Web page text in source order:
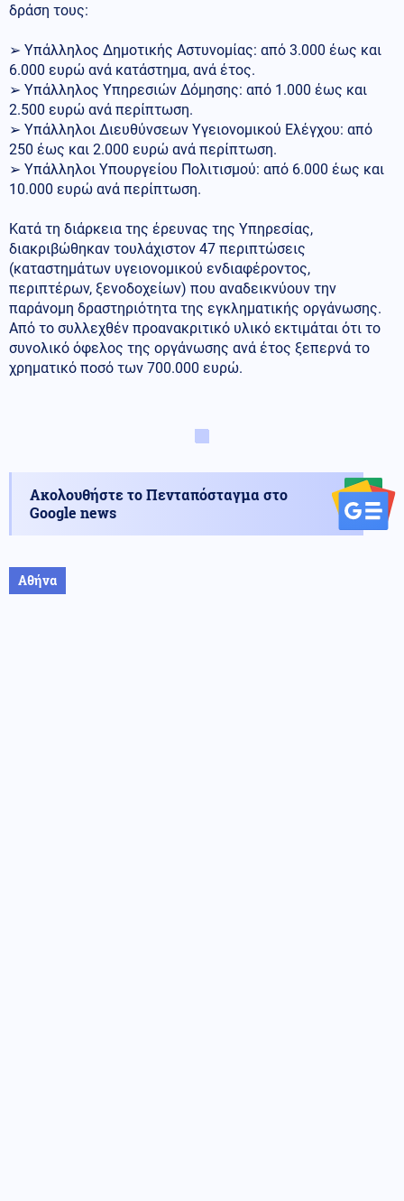
δράση τους:
➢ Υπάλληλος Δημοτικής Αστυνομίας: από 3.000 έως και
6.000 ευρώ ανά κατάστημα, ανά έτος.
➢ Υπάλληλος Υπηρεσιών Δόμησης: από 1.000 έως και
2.500 ευρώ ανά περίπτωση.
➢ Υπάλληλοι Διευθύνσεων Υγειονομικού Ελέγχου: από
250 έως και 2.000 ευρώ ανά περίπτωση.
➢ Υπάλληλοι Υπουργείου Πολιτισμού: από 6.000 έως και
10.000 ευρώ ανά περίπτωση.
Κατά τη διάρκεια της έρευνας της Υπηρεσίας,
διακριβώθηκαν τουλάχιστον 47 περιπτώσεις
(καταστημάτων υγειονομικού ενδιαφέροντος,
περιπτέρων, ξενοδοχείων) που αναδεικνύουν την
παράνομη δραστηριότητα της εγκληματικής οργάνωσης.
Από το συλλεχθέν προανακριτικό υλικό εκτιμάται ότι το
συνολικό όφελος της οργάνωσης ανά έτος ξεπερνά το
χρηματικό ποσό των 700.000 ευρώ.
Ακολουθήστε το Πενταπόσταγμα στο
Google news
Αθήνα